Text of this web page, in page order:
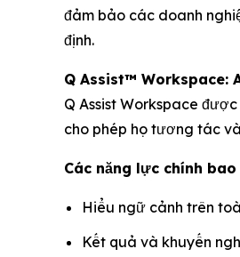
đảm bảo các doanh
định.
Q Assist™ Workspace:
Q Assist Workspace
cho phép họ tương tác
Các năng lực chính bao
Hiểu ngữ cảnh trên
Kết quả và khuyến